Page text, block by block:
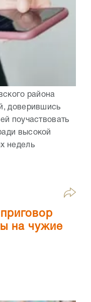
района
доверившись
поучаствовать
высокой
недель
на чужие